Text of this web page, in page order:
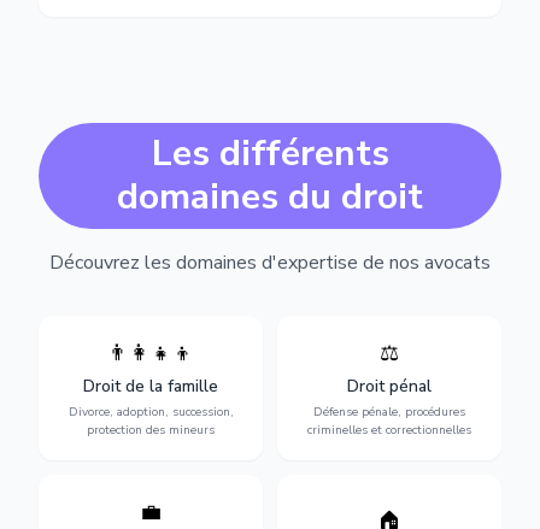
Les différents
domaines du droit
Découvrez les domaines d'expertise de nos avocats
👨‍👩‍👧‍👦
Droit de la famille
Divorce, adoption, succession,
protection des mineurs
Divorce, garde d'enfants,
adoption, succession et
protection des personnes
vulnérables.
⚖️
Droit pénal
Défense pénale, procédures
criminelles et correctionnelles
Expertise en matière pénale,
vue jusqu'au procès, pour
toute affaire correctionnelle
ou criminelle.
💼
Protection de vos droits au
🏠
Sécurisation de vos projets